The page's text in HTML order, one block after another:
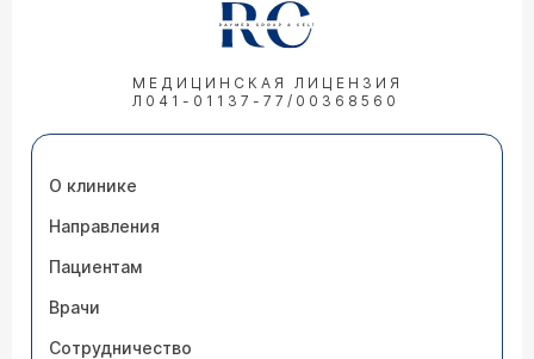
МЕДИЦИНСКАЯ ЛИЦЕНЗИЯ
Л041-01137-77/00368560
О клинике
Направления
Пациентам
Врачи
Сотрудничество